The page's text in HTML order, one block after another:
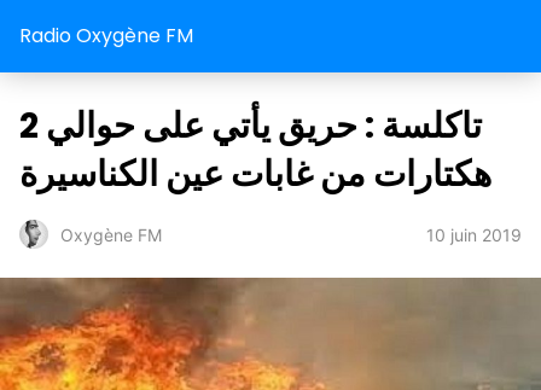
Radio Oxygène FM
تاكلسة : حريق يأتي على حوالي 2
هكتارات من غابات عين الكناسيرة
Oxygène FM 10 juin 2019